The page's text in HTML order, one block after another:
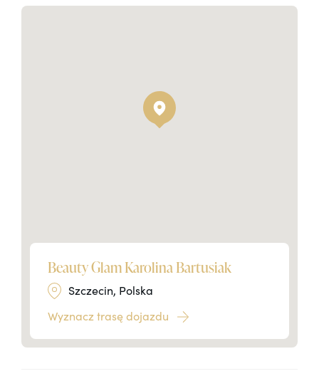
Beauty Glam Karolina Bartusiak
Szczecin, Polska
Wyznacz trasę dojazdu